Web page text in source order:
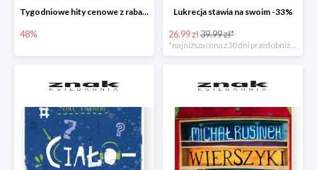
Tygodniowe hity cenowe z rabatem -48%
48%
Lukrecja stawia na swoim -33%
26.99 zł39.99 zł*